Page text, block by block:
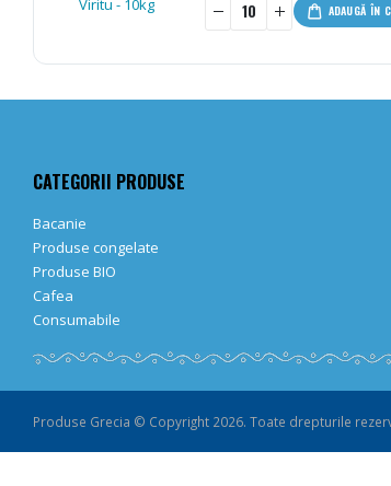
ADAUGĂ
+
CATEGORII PRODUSE
Bacanie
Produse congelate
Produse BIO
Cafea
Consumabile
Produse Grecia © Copyright 2026. Toate drepturile